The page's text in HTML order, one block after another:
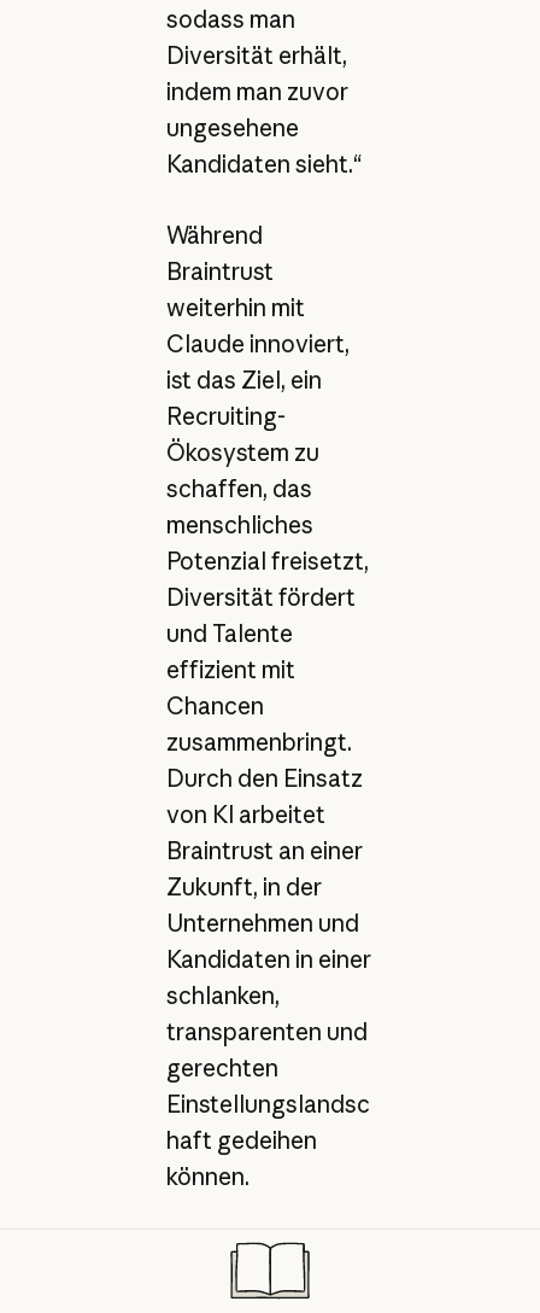
sodass man
Diversität erhält,
indem man zuvor
ungesehene
Kandidaten sieht.“
Während
Braintrust
weiterhin mit
Claude innoviert,
ist das Ziel, ein
Recruiting-
Ökosystem zu
schaffen, das
menschliches
Potenzial freisetzt,
Diversität fördert
und Talente
effizient mit
Chancen
zusammenbringt.
Durch den Einsatz
von KI arbeitet
Braintrust an einer
Zukunft, in der
Unternehmen und
Kandidaten in einer
schlanken,
transparenten und
gerechten
Einstellungslandsc
haft gedeihen
können.